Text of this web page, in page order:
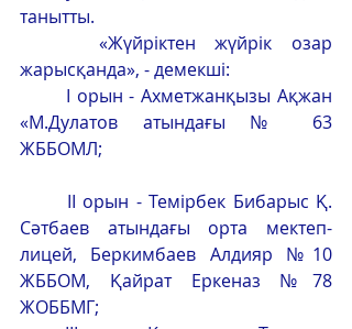
танытты.
жарысқанда», - демекші:
«М.Дулатов атындағы № 63
ЖББОМЛ;
Сәтбаев атындағы орта мектеп-
лицей, Беркимбаев Алдияр №10
ЖББОМ, Қайрат Еркеназ №78
ЖОББМГ;